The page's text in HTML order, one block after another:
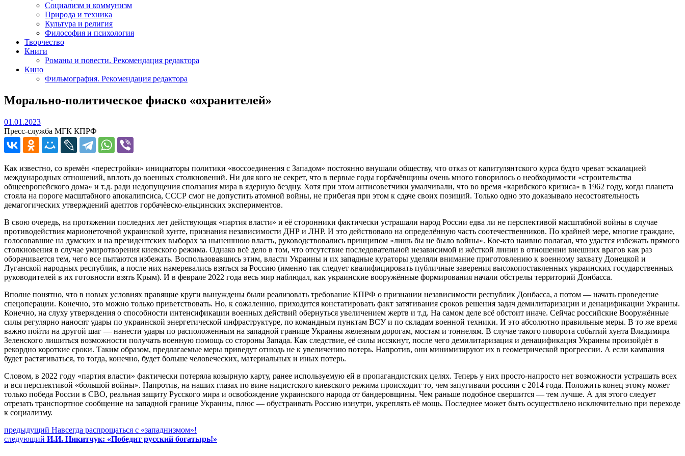
Социализм и коммунизм
Природа и техника
Культура и религия
Философия и психология
Творчество
Книги
Романы и повести. Рекомендация редактора
Кино
Фильмография. Рекомендация редактора
Морально-политическое фиаско «охранителей»
01.01.202301.01.2023
Пресс-служба МГК КПРФ
Как известно, со времён «перестройки» инициаторы политики «воссоединения с Западом» постоянно внушали обществу, что отказ от капитулянтского курса будто чреват эскалацией
международных отношений, вплоть до военных столкновений. Ни для кого не секрет, что в первые годы горбачёвщины очень много говорилось о необходимости «строительства
общеевропейского дома» и т.д. ради недопущения сползания мира в ядерную бездну. Хотя при этом антисоветчики умалчивали, что во время «карибского кризиса» в 1962 году, когда планета
стояла на пороге масштабного апокалипсиса, СССР смог не допустить атомной войны, не прибегая при этом к сдаче своих позиций. Только одно это доказывало несостоятельность
демагогических утверждений адептов горбачёвско-ельцинских экспериментов.
В свою очередь, на протяжении последних лет действующая «партия власти» и её сторонники фактически устрашали народ России едва ли не перспективой масштабной войны в случае
противодействия марионеточной украинской хунте, признания независимости ДНР и ЛНР. И это действовало на определённую часть соотечественников. По крайней мере, многие граждане,
голосовавшие на думских и на президентских выборах за нынешнюю власть, руководствовались принципом «лишь бы не было войны». Кое-кто наивно полагал, что удастся избежать прямого
столкновения в случае умиротворения киевского режима. Однако всё дело в том, что отсутствие последовательной независимой и жёсткой линии в отношении внешних врагов как раз
оборачивается тем, чего все пытаются избежать. Воспользовавшись этим, власти Украины и их западные кураторы уделяли внимание приготовлению к военному захвату Донецкой и
Луганской народных республик, а после них намеревались взяться за Россию (именно так следует квалифицировать публичные заверения высокопоставленных украинских государственных
руководителей в их готовности взять Крым). И в феврале 2022 года весь мир наблюдал, как украинские вооружённые формирования начали обстрелы территорий Донбасса.
Вполне понятно, что в новых условиях правящие круги вынуждены были реализовать требование КПРФ о признании независимости республик Донбасса, а потом — начать проведение
спецоперации. Конечно, это можно только приветствовать. Но, к сожалению, приходится констатировать факт затягивания сроков решения задач демилитаризации и денацификации Украины.
Конечно, на слуху утверждения о способности интенсификации военных действий обернуться увеличением жертв и т.д. На самом деле всё обстоит иначе. Сейчас российские Вооружённые
силы регулярно наносят удары по украинской энергетической инфраструктуре, по командным пунктам ВСУ и по складам военной техники. И это абсолютно правильные меры. В то же время
важно пойти на другой шаг — нанести удары по расположенным на западной границе Украины железным дорогам, мостам и тоннелям. В случае такого поворота событий хунта Владимира
Зеленского лишиться возможности получать военную помощь со стороны Запада. Как следствие, её силы иссякнут, после чего демилитаризация и денацификация Украины произойдёт в
рекордно короткие сроки. Таким образом, предлагаемые меры приведут отнюдь не к увеличению потерь. Напротив, они минимизируют их в геометрической прогрессии. А если кампания
будет растягиваться, то тогда, конечно, будет больше человеческих, материальных и иных потерь.
Словом, в 2022 году «партия власти» фактически потеряла козырную карту, ранее используемую ей в пропагандистских целях. Теперь у них просто-напросто нет возможности устрашать всех
и вся перспективой «большой войны». Напротив, на наших глазах по вине нацистского киевского режима происходит то, чем запугивали россиян с 2014 года. Положить конец этому может
только победа России в СВО, реальная защиту Русского мира и освобождение украинского народа от бандеровщины. Чем раньше подобное свершится — тем лучше. А для этого следует
отрезать транспортное сообщение на западной границе Украины, плюс — обустраивать Россию изнутри, укреплять её мощь. Последнее может быть осуществлено исключительно при переходе
к социализму.
Навигация
по
предыдущий Предыдущий
пост:
Навсегда распрощаться с «западнизмом»!
следующий Следующее
И.И. Никитчук: «Победит русский богатырь!»